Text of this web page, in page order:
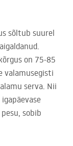
sõltub suurel
on 75-85
valamusegisti
serva. Nii
sobib